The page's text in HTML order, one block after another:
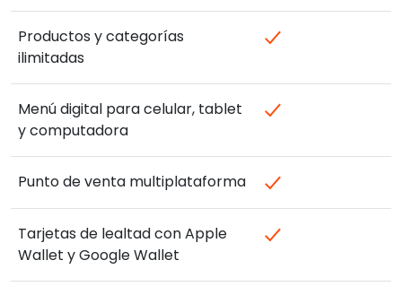
Productos y categorías
ilimitadas
Menú digital para celular, tablet
y computadora
Punto de venta multiplataforma
Tarjetas de lealtad con Apple
Wallet y Google Wallet